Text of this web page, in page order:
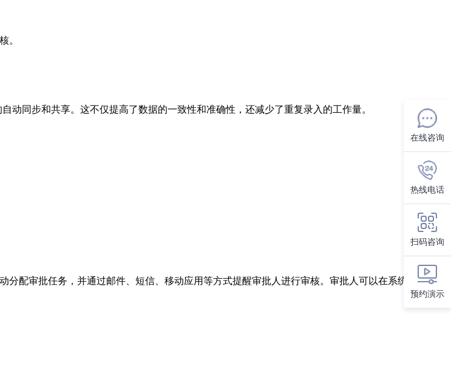
。
动同步和共享。这不仅提高了数据的一致性和准确性，还减少了重复录入的工作量。
配审批任务，并通过邮件、短信、移动应用等方式提醒审批人进行审核。审批人可以在系统中查看报
在线咨询
热线电话
扫码咨询
预约演示